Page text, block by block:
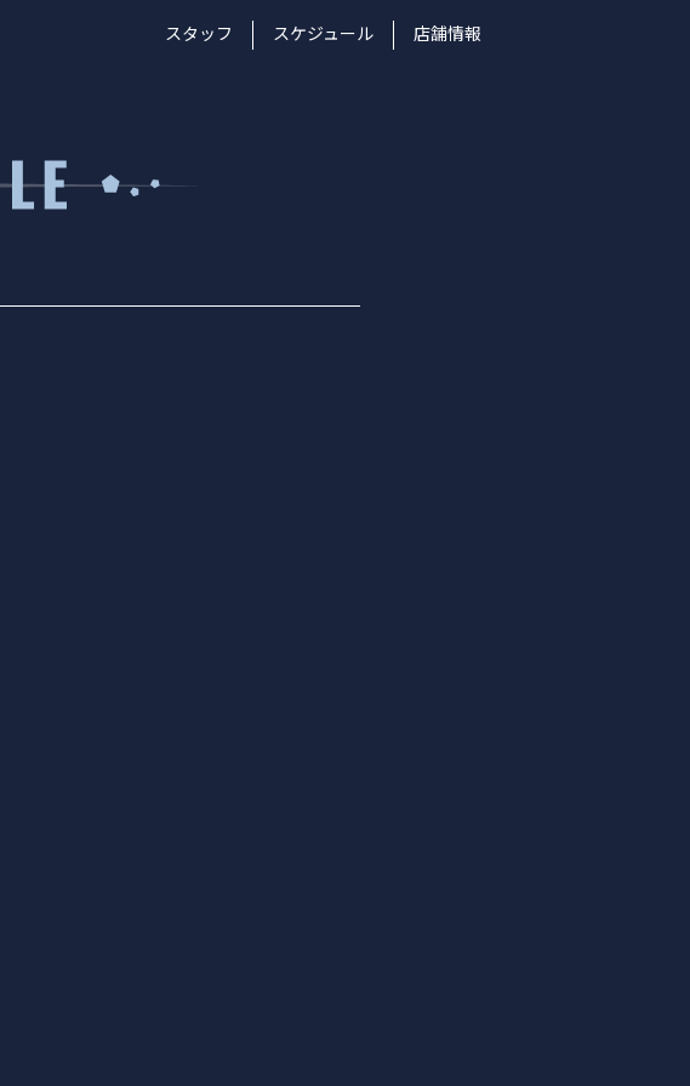
スタッフ スケジュール 店舗情報